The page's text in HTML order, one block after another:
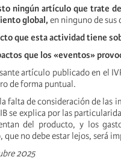
ningún artículo que trate
global, en ninguno de sus
que esta actividad tiene
que los «eventos»
artículo publicado en el
de forma puntual.
falta de consideración de las
se explica por las
del producto, y los
que no debe estar lejos, será
2025